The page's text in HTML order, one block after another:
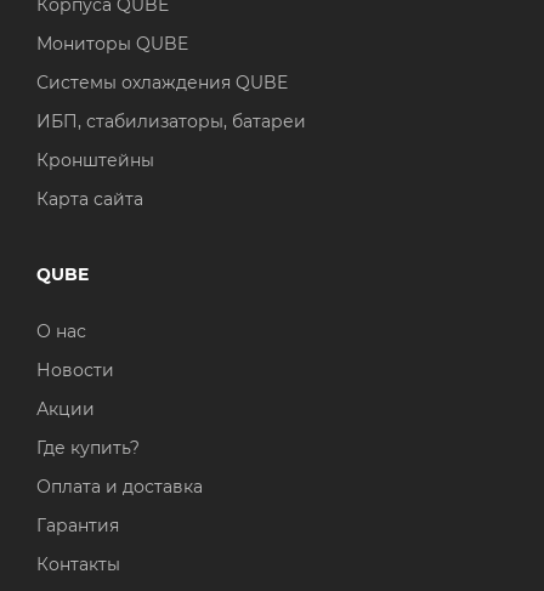
Корпуса QUBE
Мониторы QUBE
Системы охлаждения QUBE
ИБП, стабилизаторы, батареи
Кронштейны
Карта сайта
QUBE
О нас
Новости
Акции
Где купить?
Оплата и доставка
Гарантия
Контакты